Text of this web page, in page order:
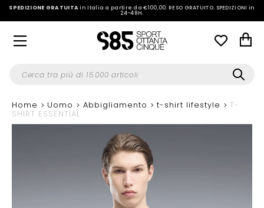
SPEDIZIONE GRATUITAin Italia a partire da €100,00.RESO GRATUITO. SPEDIZIONI in
24-48H.
Home Uomo Abbigliamento t-shirt lifestyle T-
SHIRT ESSENTIAL